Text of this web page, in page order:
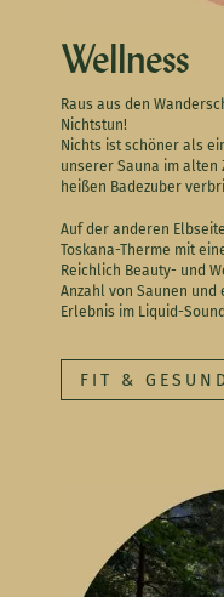
Wellness
Raus aus den
Nichtstun!
Nichts ist schöner als
unserer Sauna im alten
heißen Badezuber
Auf der anderen
Toskana-Therme mit
Reichlich Beauty- und
Anzahl von Saunen
Erlebnis im Liquid-
FIT &